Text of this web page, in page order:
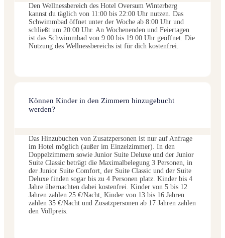
Den Wellnessbereich des Hotel Oversum Winterberg
kannst du täglich von 11:00 bis 22:00 Uhr nutzen. Das
Schwimmbad öffnet unter der Woche ab 8:00 Uhr und
schließt um 20:00 Uhr. An Wochenenden und Feiertagen
ist das Schwimmbad von 9:00 bis 19:00 Uhr geöffnet. Die
Nutzung des Wellnessbereichs ist für dich kostenfrei.
Können Kinder in den Zimmern hinzugebucht
werden?
Das Hinzubuchen von Zusatzpersonen ist nur auf Anfrage
im Hotel möglich (außer im Einzelzimmer). In den
Doppelzimmern sowie Junior Suite Deluxe und der Junior
Suite Classic beträgt die Maximalbelegung 3 Personen, in
der Junior Suite Comfort, der Suite Classic und der Suite
Deluxe finden sogar bis zu 4 Personen platz. Kinder bis 4
Jahre übernachten dabei kostenfrei. Kinder von 5 bis 12
Jahren zahlen 25 €/Nacht, Kinder von 13 bis 16 Jahren
zahlen 35 €/Nacht und Zusatzpersonen ab 17 Jahren zahlen
den Vollpreis.